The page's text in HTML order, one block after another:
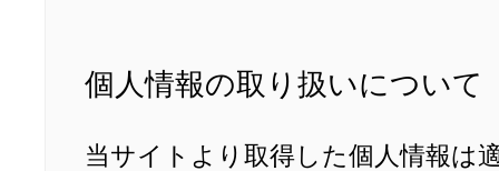
個人情報の取り扱いについて
当サイトより取得した個人情報は